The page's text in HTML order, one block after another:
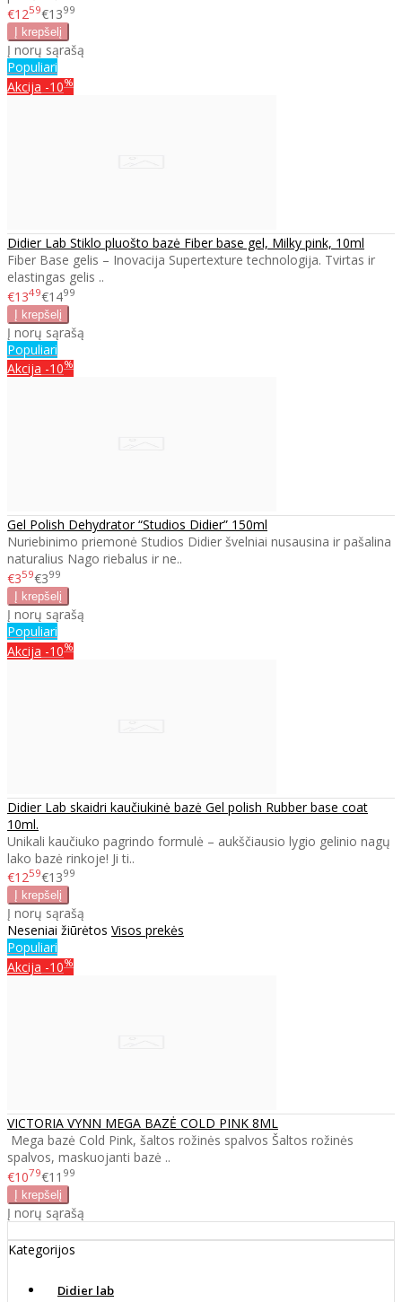
€1259€1399
Į norų sąrašą
Populiari
Akcija -10%
Didier Lab Stiklo pluošto bazė Fiber base gel, Milky pink, 10ml
Fiber Base gelis – Inovacija Supertexture technologija. Tvirtas ir
elastingas gelis ..
€1349€1499
Į norų sąrašą
Populiari
Akcija -10%
Gel Polish Dehydrator “Studios Didier” 150ml
Nuriebinimo priemonė Studios Didier švelniai nusausina ir pašalina
naturalius Nago riebalus ir ne..
€359€399
Į norų sąrašą
Populiari
Akcija -10%
Didier Lab skaidri kaučiukinė bazė Gel polish Rubber base coat
10ml.
Unikali kaučiuko pagrindo formulė – aukščiausio lygio gelinio nagų
lako bazė rinkoje! Ji ti..
€1259€1399
Į norų sąrašą
Neseniai žiūrėtos Visos prekės
Populiari
Akcija -10%
VICTORIA VYNN MEGA BAZĖ COLD PINK 8ML
Mega bazė Cold Pink, šaltos rožinės spalvos Šaltos rožinės
spalvos, maskuojanti bazė ..
€1079€11 99
Į norų sąrašą
Kategorijos
Didier lab